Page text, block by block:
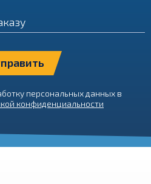
персональных данных в
конфиденциальности